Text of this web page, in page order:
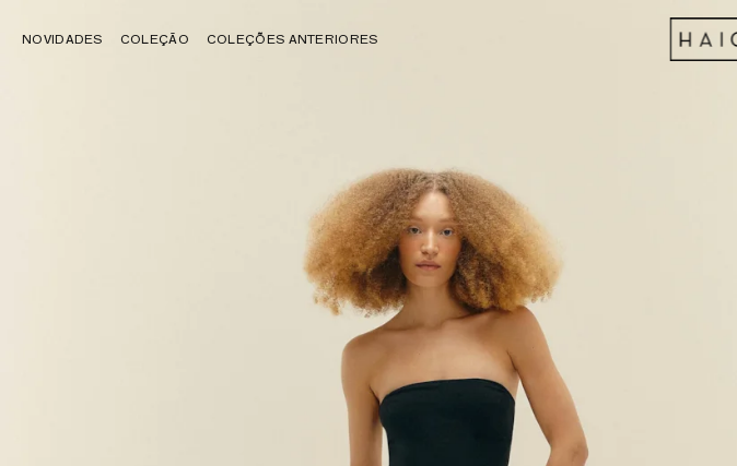
NOVIDADES COLEÇÃO COLEÇÕES ANTERIORES